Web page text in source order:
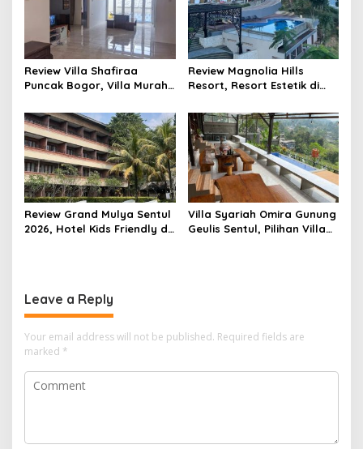
Review Villa Shafiraa
Puncak Bogor, Villa Murah
dengan Kolam Renang
Private Dekat Kebun Teh
Review Magnolia Hills
Resort, Resort Estetik di
Infinity Pool View Gunung
Salak dan Pangrango
Review Grand Mulya Sentul
2026, Hotel Kids Friendly di
Villa Syariah Omira Gunung
Geulis Sentul, Pilihan Villa
Leave a Reply
Your email address will not be published. Required fields are
marked *